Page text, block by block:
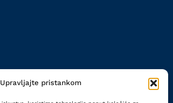
Upravljajte pristankom